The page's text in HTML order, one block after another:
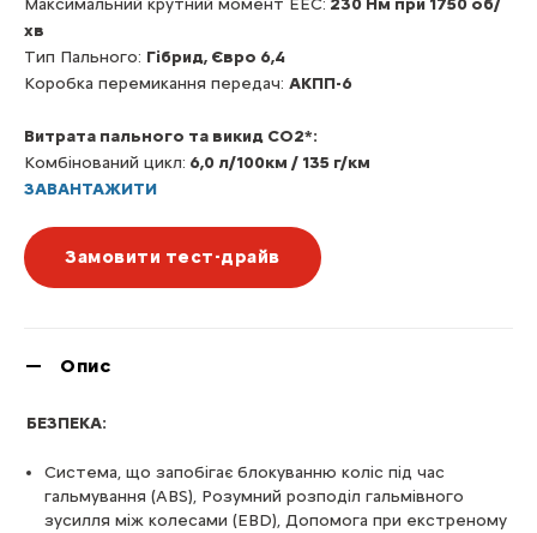
Максимальний крутний момент EEC: 230 Нм при 1750 об/
хв
Тип Пального: Гібрид, Євро 6,4
Коробка перемикання передач: АКПП-6
Витрата пального та викид CO2*:
Комбінований цикл: 6,0 л/100км / 135 г/км
ЗАВАНТАЖИТИ
Замовити тест-драйв
Опис
БЕЗПЕКА:
Система, що запобігає блокуванню коліс під час
гальмування (ABS), Розумний розподіл гальмівного
зусилля між колесами (EBD), Допомога при екстреному